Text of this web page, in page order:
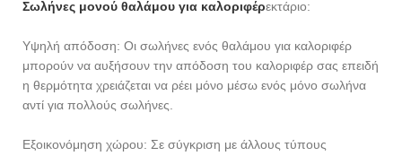
Σωλήνες μονού θαλάμου για καλοριφέρεκτάριο:
Υψηλή απόδοση: Οι σωλήνες ενός θαλάμου για καλοριφέρ
μπορούν να αυξήσουν την απόδοση του καλοριφέρ σας επειδή
η θερμότητα χρειάζεται να ρέει μόνο μέσω ενός μόνο σωλήνα
αντί για πολλούς σωλήνες.
Εξοικονόμηση χώρου: Σε σύγκριση με άλλους τύπους